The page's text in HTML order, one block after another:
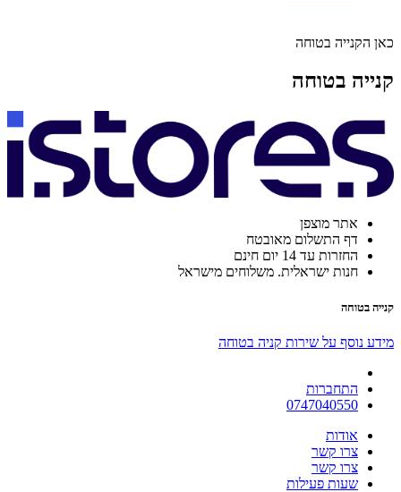
כאן הקנייה בטוחה
קנייה בטוחה
אתר מוצפן
דף התשלום מאובטח
החזרות עד 14 יום חינם
חנות ישראלית. משלוחים מישראל
קנייה בטוחה
מידע נוסף על שירות קניה בטוחה
התחברות
0747040550
אודות
צרו קשר
צרו קשר
שעות פעילות